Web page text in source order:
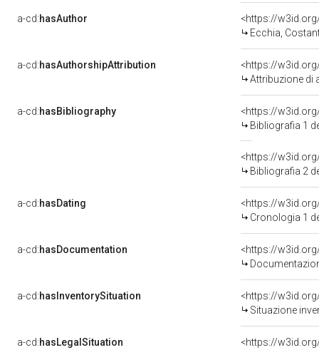
a-cd:hasAuthor
<https://
Ecchia,
a-cd:hasAuthorshipAttribution
<https://
Attribuzione di
a-cd:hasBibliography
<https://
Bibliografia 1
<https://
Bibliografia 2
a-cd:hasDating
<https://
Cronologia 1
a-cd:hasDocumentation
<https://
a-cd:hasInventorySituation
<https://
Situazione
a-cd:hasLegalSituation
<https://